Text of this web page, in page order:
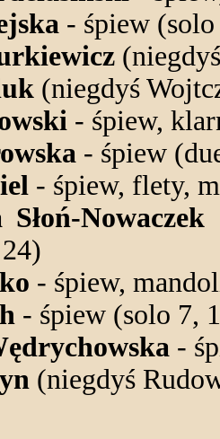
- śpiew
(niegdyś
- śpiew,
- śpiew
- śpiew, flety,
Słoń-Nowaczek
- śpiew,
- śpiew (solo 7,
-
(niegdyś